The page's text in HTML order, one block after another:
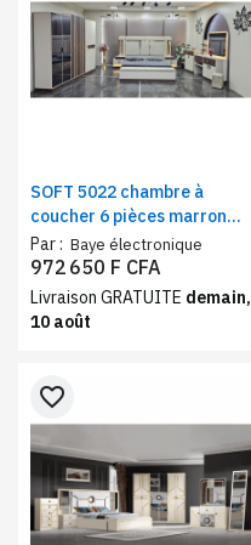
SOFT 5022 chambre à
coucher 6 pièces marron
beige – Pack chambre
adulte, lit, armoire 6
battants, coiffeuse et
mobilier complet
Par : Baye électronique
972 650 F CFA
Livraison GRATUITE demain,
10 août
favorite_border